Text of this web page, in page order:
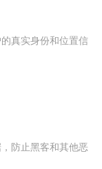
真实身份和位置信
防止黑客和其他恶